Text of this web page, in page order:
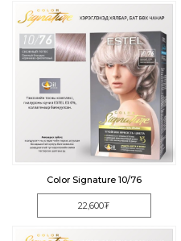
Color Signature 10/76
22,600₮